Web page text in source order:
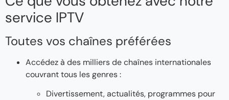
service IPTV
Toutes vos chaînes préférées
Accédez à des milliers de chaînes internationales
couvrant tous les genres :
Divertissement, actualités, programmes pour